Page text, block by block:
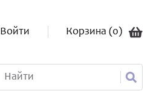
Войти Корзина (0)